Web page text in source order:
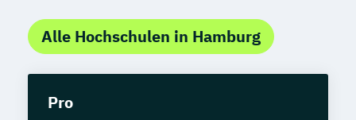
Alle Hochschulen in Hamburg
Pro